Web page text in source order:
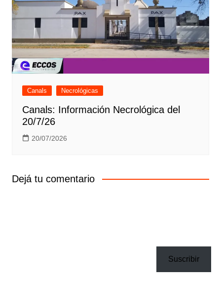
Canals Necrológicas
Canals: Información Necrológica del
20/7/26
20/07/2026
Dejá tu comentario
Suscribir